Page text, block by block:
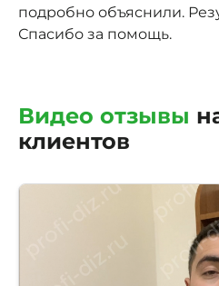
подробно объяснили.
Спасибо за помощь.
Видео отзывы
клиентов